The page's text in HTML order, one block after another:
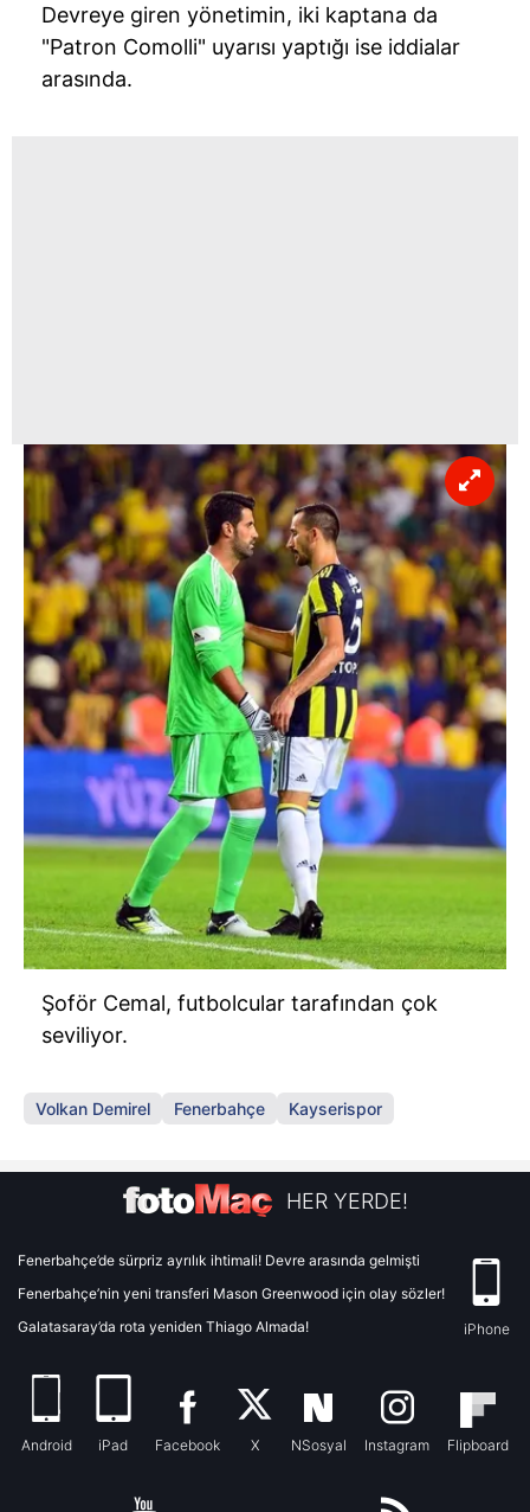
Devreye giren yönetimin, iki kaptana da
"Patron Comolli" uyarısı yaptığı ise iddialar
arasında.
Şoför Cemal, futbolcular tarafından çok
seviliyor.
Volkan Demirel Fenerbahçe Kayserispor
HER YERDE!
Fenerbahçe’de sürpriz ayrılık ihtimali! Devre arasında gelmişti
Fenerbahçe’nin yeni transferi Mason Greenwood için olay sözler!
Galatasaray’da rota yeniden Thiago Almada!
iPhone
Android iPad Facebook X NSosyal Instagram Flipboard